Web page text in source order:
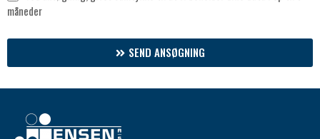
måneder
SEND ANSØGNING